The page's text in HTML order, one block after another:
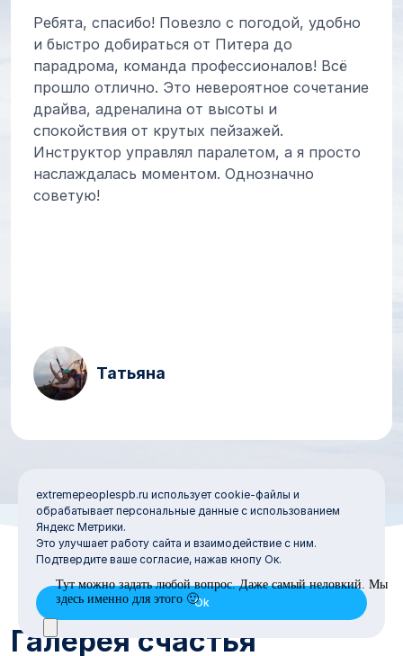
extremepeoplespb.ru использует cookie-файлы и
обрабатывает персональные данные с использованием
Яндекс Метрики.
Это улучшает работу сайта и взаимодействие с ним.
Подтвердите ваше согласие, нажав кнопу Ок.
Ребята, спасибо! Повезло с погодой, удобно
и быстро добираться от Питера до
парадрома, команда профессионалов! Всё
прошло отлично. Это невероятное сочетание
драйва, адреналина от высоты и
спокойствия от крутых пейзажей.
Инструктор управлял паралетом, а я просто
наслаждалась моментом. Однозначно
советую!
Татьяна
Галерея счастья